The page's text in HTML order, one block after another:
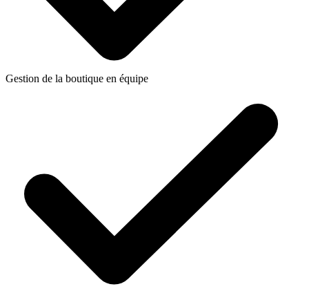
Gestion de la boutique en équipe